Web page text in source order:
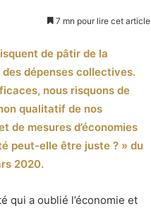
7 mn pour lire cet article
de pâtir de la
dépenses collectives.
nous risquons de
qualitatif de nos
de mesures d’économies
peut-elle être juste ? » du
2020.
qui a oublié l’économie et